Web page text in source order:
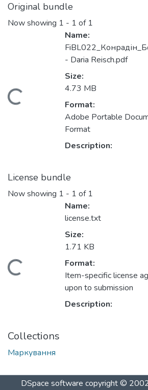
Original bundle
Now showing 1 - 1 of 1
Loading...
Name:
- Daria Reisch.pdf
Size:
4.73 MB
Format:
Adobe Portable
Format
Description:
License bundle
Now showing 1 - 1 of 1
Loading...
Name:
license.txt
Size:
1.71 KB
Format:
Item-specific license
upon to submission
Description:
Collections
Маркування
DSpace software copyright ©